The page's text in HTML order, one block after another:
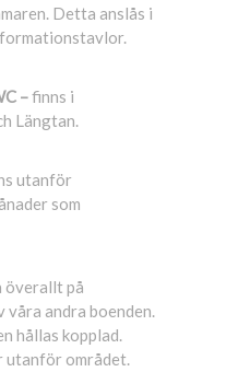
Detta anslås i
–finns i
Längtan.
utanför
som
överallt på
våra andra boenden.
hållas kopplad.
utanför området.